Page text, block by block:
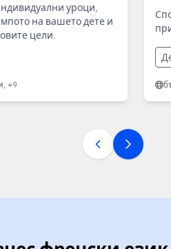
уроци,
на вашето дете и
цели.
+9